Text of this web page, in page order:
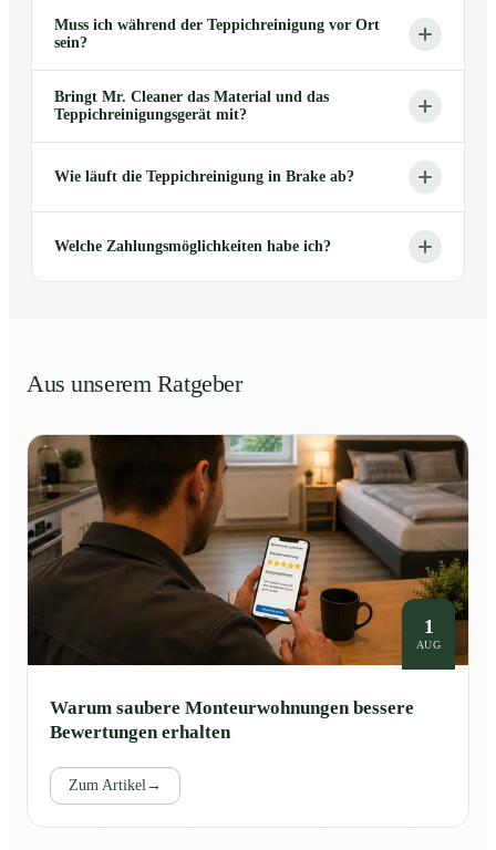
Muss ich während der Teppichreinigung vor Ort
sein?
Bringt Mr. Cleaner das Material und das
Teppichreinigungsgerät mit?
Wie läuft die Teppichreinigung in Brake ab?
Welche Zahlungsmöglichkeiten habe ich?
Aus unserem Ratgeber
1
AUG
Warum saubere Monteurwohnungen bessere
Bewertungen erhalten
Zum Artikel →